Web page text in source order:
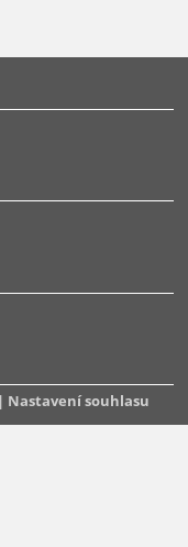
Nastavení souhlasu